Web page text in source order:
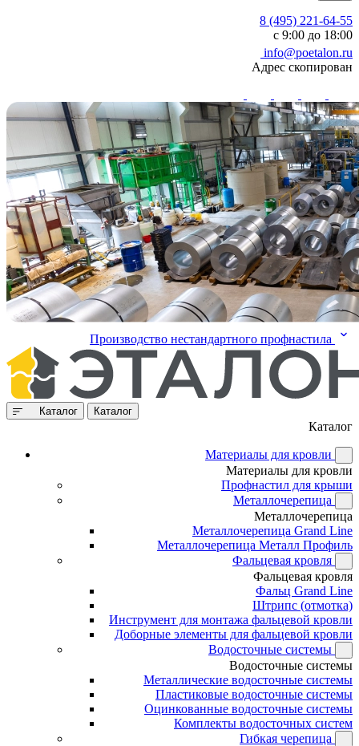
8 (495) 221-64-55
с 9:00 до 18:00
info@poetalon.ru
Адрес скопирован
Производство нестандартного профнастила
Каталог Каталог
Каталог
Материалы для кровли
Материалы для кровли
Профнастил для крыши
Металлочерепица
Металлочерепица
Металлочерепица Grand Line
Металлочерепица Металл Профиль
Фальцевая кровля
Фальцевая кровля
Фальц Grand Line
Штрипс (отмотка)
Инструмент для монтажа фальцевой кровли
Доборные элементы для фальцевой кровли
Водосточные системы
Водосточные системы
Металлические водосточные системы
Пластиковые водосточные системы
Оцинкованные водосточные системы
Комплекты водосточных систем
Гибкая черепица